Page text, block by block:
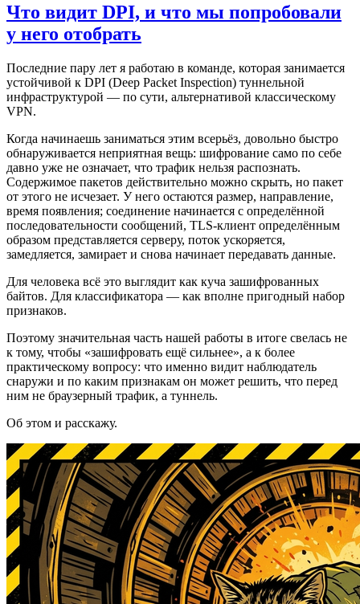
Что видит DPI, и что мы попробовали
у него отобрать
Последние пару лет я работаю в команде, которая занимается
устойчивой к DPI (Deep Packet Inspection) туннельной
инфраструктурой — по сути, альтернативой классическому
VPN.
Когда начинаешь заниматься этим всерьёз, довольно быстро
обнаруживается неприятная вещь: шифрование само по себе
давно уже не означает, что трафик нельзя распознать.
Содержимое пакетов действительно можно скрыть, но пакет
от этого не исчезает. У него остаются размер, направление,
время появления; соединение начинается с определённой
последовательности сообщений, TLS-клиент определённым
образом представляется серверу, поток ускоряется,
замедляется, замирает и снова начинает передавать данные.
Для человека всё это выглядит как куча зашифрованных
байтов. Для классификатора — как вполне пригодный набор
признаков.
Поэтому значительная часть нашей работы в итоге свелась не
к тому, чтобы «зашифровать ещё сильнее», а к более
практическому вопросу: что именно видит наблюдатель
снаружи и по каким признакам он может решить, что перед
ним не браузерный трафик, а туннель.
Об этом и расскажу.